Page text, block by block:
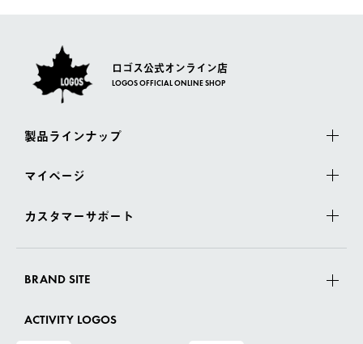
ロゴス公式オンライン店
LOGOS OFFICIAL ONLINE SHOP
製品ラインナップ
マイページ
カスタマーサポート
BRAND SITE
ACTIVITY LOGOS